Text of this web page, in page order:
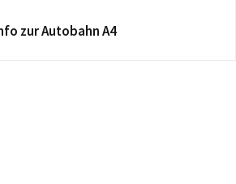
zur Autobahn A4